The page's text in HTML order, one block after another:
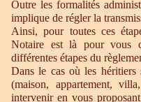
Outre les formalités
implique de régler la
Ainsi, pour toutes ces
Notaire est là pour vous
différentes étapes du
Dans le cas où les
(maison, appartement,
intervenir en vous